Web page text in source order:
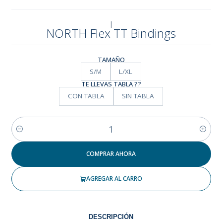
|
NORTH Flex TT Bindings
TAMAÑO
S/M
L/XL
TE LLEVAS TABLA ??
CON TABLA
SIN TABLA
Cantidad
AGREGAR AL CARRO
COMPRAR AHORA
DESCRIPCIÓN